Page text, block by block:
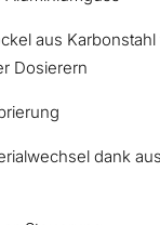
aus
Dosierern
dank